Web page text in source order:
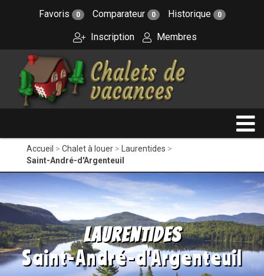
Favoris 0 Comparateur 0 Historique 0
Inscription Membres
Accueil Chalet à louer
Laurentides
Saint-André-d'Argenteuil
Laurentides
Saint-André-d'Argenteuil